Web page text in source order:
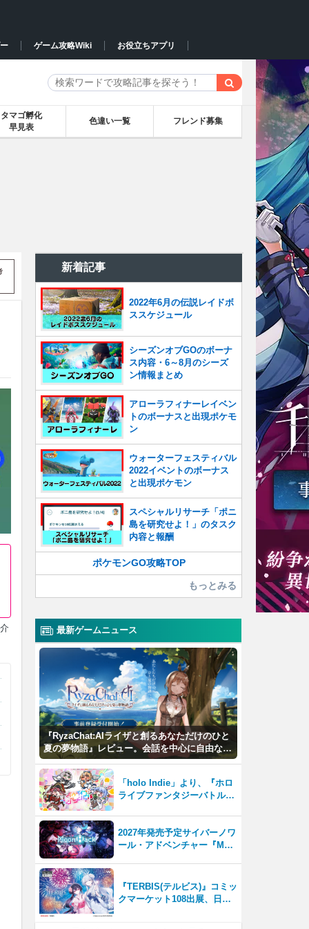
ゲーム攻略Wiki お役立ちアプリ
タマゴ孵化
早見表
色違い一覧 フレンド募集
新着記事
2022年6月の伝説レイドボ
ススケジュール
シーズンオブGOのボーナ
ス内容・6～8月のシーズ
ン情報まとめ
アローラフィナーレイベン
トのボーナスと出現ポケモ
ン
ウォーターフェスティバル
2022イベントのボーナス
と出現ポケモン
スペシャルリサーチ「ポニ
島を研究せよ！」のタスク
内容と報酬
ポケモンGO攻略TOP
もっとみる
最新ゲームニュース
『RyzaChat:AIライザと創るあなただけのひと
夏の夢物語』レビュー。会話を中心に自由な冒
険を進めていくシステムはこれまでにない新鮮
な体験が楽しめる【先行プレイレポート】
「holo Indie」より、『ホロ
ライブファンタジーバトル』
2027年発売予定サイバーノワ
ール・アドベンチャー『Moo
『TERBIS(テルビス)』コミッ
クマーケット108出展、日本